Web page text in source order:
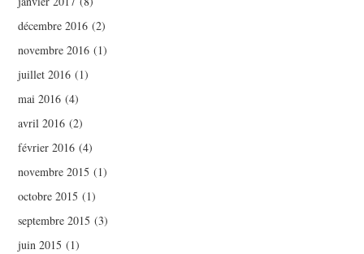
décembre 2016 (2)
novembre 2016 (1)
juillet 2016 (1)
mai 2016 (4)
avril 2016 (2)
février 2016 (4)
novembre 2015 (1)
octobre 2015 (1)
septembre 2015 (3)
juin 2015 (1)